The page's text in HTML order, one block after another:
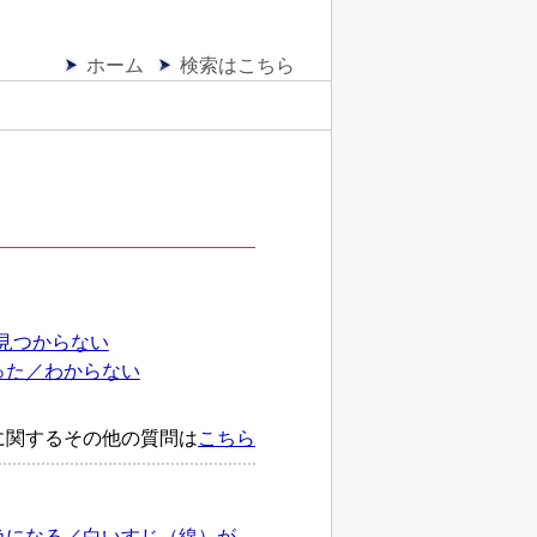
ホーム 検索はこちら
つからない
／わからない
するその他の質問はこちら